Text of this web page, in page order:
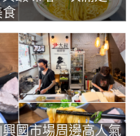
食
國市場周邊高人氣